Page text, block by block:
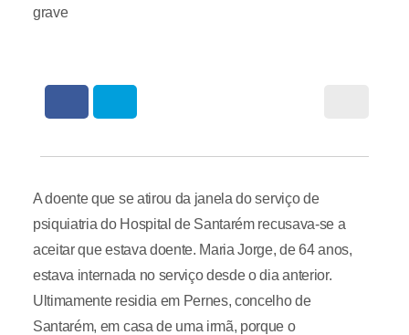
grave
A doente que se atirou da janela do serviço de
psiquiatria do Hospital de Santarém recusava-se a
aceitar que estava doente. Maria Jorge, de 64 anos,
estava internada no serviço desde o dia anterior.
Ultimamente residia em Pernes, concelho de
Santarém, em casa de uma irmã, porque o